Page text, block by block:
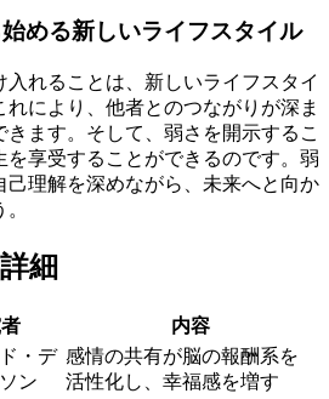
める新しいライフスタイル
入れることは、新しいライフスタイ
により、他者とのつながりが深ま
きます。そして、弱さを開示するこ
を享受することができるのです。弱
己理解を深めながら、未来へと向か
細
内容
・デ
ン
感情の共有が脳の報酬系を
活性化し、幸福感を増す